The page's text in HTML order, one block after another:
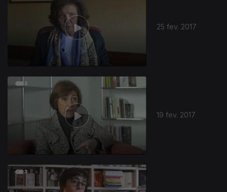
25 fev. 2017
19 fev. 2017